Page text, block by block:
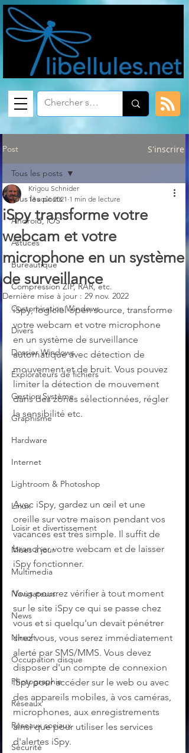
Post S'inscrire
Tous les posts
Android, iOS
Astuces
Bureautique
Compression ZIP, RAR, etc.
Customisation Windows
Divers
Dossier Windows
Explorateurs de fichiers
Gestion Système
Graphisme
Hardware
Internet
Lightroom & Photoshop
Linux
Loisir et divertissement
Mises à jour
Multimedia
Navigateurs
News
Nirsoft
Occupation disque
Photographie
Réseaux
Réseaux sociaux
Sécurité
Tous les posts
iSpy transforme votre
webcam et votre
microphone en un système
de surveillance
Krigou Schnider
13 août 2021 1 min de lecture
Dernière mise à jour : 29 nov. 2022
iSpy, logiciel open source, transforme
votre webcam et votre microphone
en un système de surveillance
automatique avec détection de
mouvement et de bruit. Vous pouvez
limiter la détection de mouvement
dans des zones sélectionnées, régler
la sensibilité etc.
Avec iSpy, gardez un œil et une
oreille sur votre maison pendant vos
vacances est très simple. Il suffit de
brancher votre webcam et de laisser
iSpy fonctionner.
Vous pourrez vérifier à tout moment
sur le site iSpy ce qui se passe chez
vous et si quelqu'un devait pénétrer
chez vous, vous serez immédiatement
alerté par SMS/MMS. Vous devez
disposer d'un compte de connexion
iSpy pour accéder sur le web ou avec
des appareils mobiles, à vos caméras,
microphones, aux enregistrements
ainsi que pour utiliser les services
d'alertes iSpy.